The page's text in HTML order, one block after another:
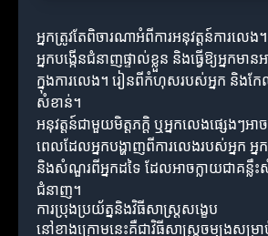
អ្នកត្រូវតែពិចារណាអំពីការអនុវត្តន៍ការលេ
អ្នកបង្កើនជំនាញផ្ទាល់ខ្លួន និងធ្វើឱ្យអ្នកមា
ក្នុងការលេង។ រៀនពីកំហុសរបស់អ្នក និងកែល
សំខាន់។
អនុវត្តន៍ជាមួយមិត្តភក្តិ ឬអ្នកលេងផ្សេងៗអ
ពេលដែលអ្នកបង្ហាញពីការលេងរបស់អ្នក អ្
និងសំណួរពីអ្នកដទៃ ដែលអាចក្លាយជាគន្លឹះសំ
ជំនាញ។
ការប្រុងប្រយ័ត្ននិងវិធីសាស្ត្រសង្ខេប
នៅខាងក្រោមនេះគឺជាវិធីសាស្ត្រចម្បងសម្រ